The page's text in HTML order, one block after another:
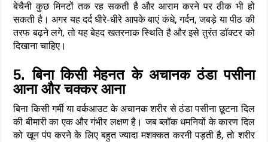
बेचैनी कुछ मिनटों तक रह सकती है और आराम करने पर ठीक भी हो
सकती है। अगर यह दर्द धीरे-धीरे आपके बाएं कंधे, गर्दन, जबड़े या पीठ की
तरफ बढ़ने लगे, तो यह बेहद खतरनाक स्थिति है और इसे तुरंत डॉक्टर को
दिखाना चाहिए।
5. बिना किसी मेहनत के अचानक ठंडा पसीना
आना और चक्कर आना
बिना किसी गर्मी या वर्कआउट के अचानक शरीर से ठंडा पसीना छूटना दिल
की बीमारी का एक और गंभीर लक्षण है। जब ब्लॉक धमनियों के कारण दिल
को खून पंप करने के लिए बहुत ज्यादा मशक्कत करनी पड़ती है, तो शरीर